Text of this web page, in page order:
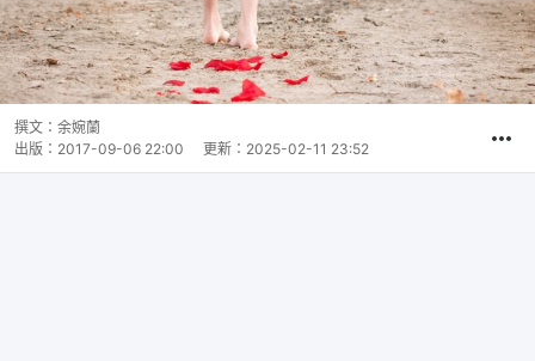
撰文： 余婉蘭
出版： 2017-09-06 22:00 更新： 2025-02-11 23:52